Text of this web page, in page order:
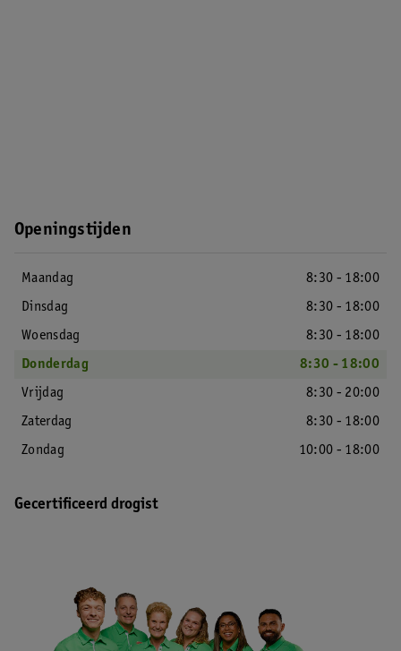
Openingstijden
Maandag
8:30 - 18:00
Dinsdag
8:30 - 18:00
Woensdag
8:30 - 18:00
Donderdag
8:30 - 18:00
Vrijdag
8:30 - 20:00
Zaterdag
8:30 - 18:00
Zondag
10:00 - 18:00
Gecertificeerd drogist